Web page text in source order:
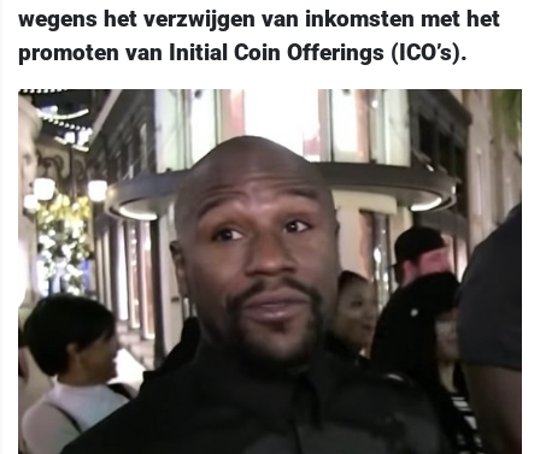
wegens het verzwijgen van inkomsten met het
promoten van Initial Coin Offerings (ICO’s).